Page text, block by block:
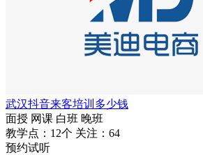
武汉抖音来客培训多少钱
面授 网课 白班 晚班
教学点：12个 关注：64
预约试听